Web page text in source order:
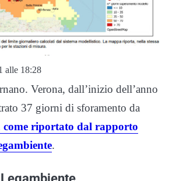
alle 18:28
Verona, dall’inizio dell’anno
37 giorni di sforamento da
come riportato dal rapporto
.